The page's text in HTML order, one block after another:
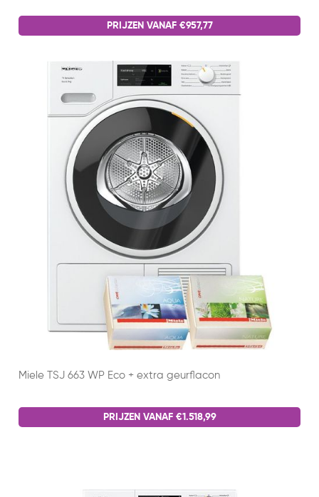
PRIJZEN VANAF €957,77
Miele TSJ 663 WP Eco + extra geurflacon
PRIJZEN VANAF €1.518,99